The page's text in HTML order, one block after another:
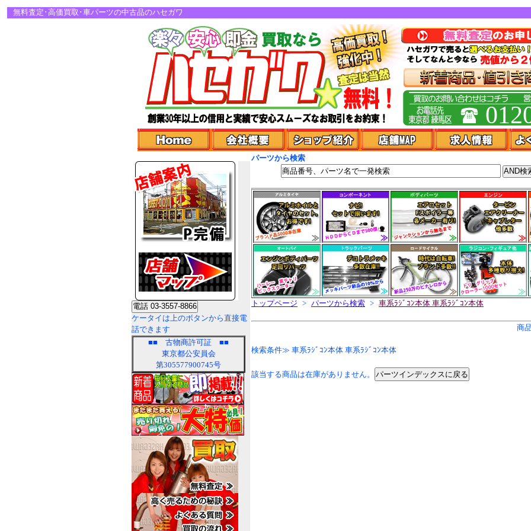
無料査定･高価買取･車パーツの中古品のハセガワ
ケータイは上のボタンから直接電
話できます
■■ 古物商許可証 ■■
東京都公安員会
第305577900745号
パーツから検索
トップページ > パーツから検索 > 車系ﾗｼﾞｺﾝ本体 車系ﾗｼﾞｺﾝ本体
商
検索条件≫ 車系ﾗｼﾞｺﾝ本体 車系ﾗｼﾞｺﾝ本体
該当する商品は在庫がありません。 パーツインデックスに戻る